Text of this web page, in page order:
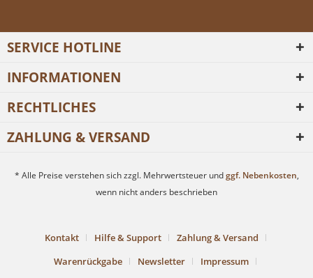
SERVICE HOTLINE
INFORMATIONEN
RECHTLICHES
ZAHLUNG & VERSAND
* Alle Preise verstehen sich zzgl. Mehrwertsteuer undggf. Nebenkosten,
wenn nicht anders beschrieben
Kontakt Hilfe & Support
Zahlung & Versand
Warenrückgabe
Newsletter Impressum